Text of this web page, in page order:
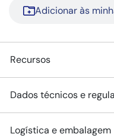
Adicionar às
Recursos
Dados técnicos e
Logística e embalagem